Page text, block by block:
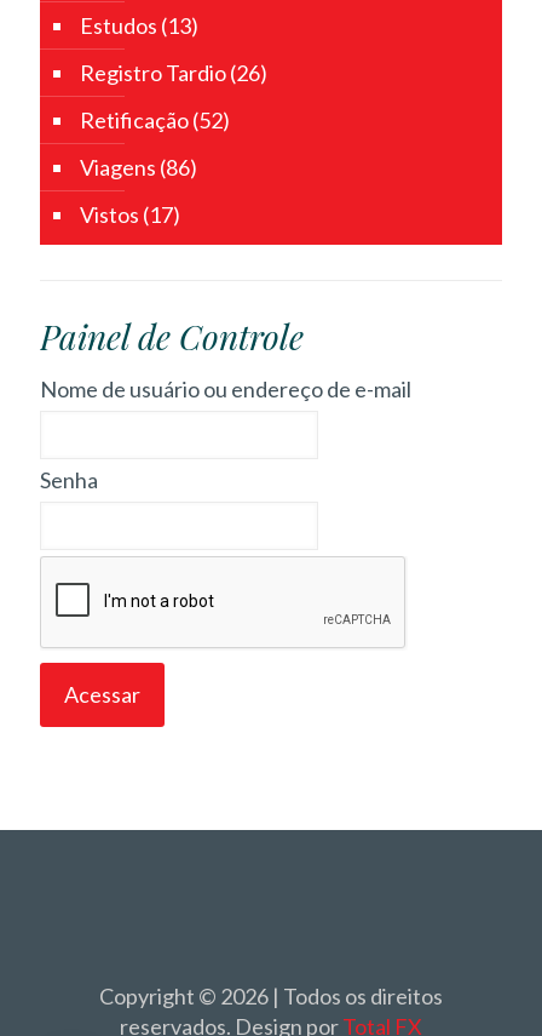
Estudos (13)
Registro Tardio(26)
Retificação(52)
Viagens (86)
Vistos (17)
Painel de Controle
Nome de usuário ou endereço de e-mail
Senha
Copyright © 2026 | Todos os direitos
reservados. Design porTotal FX